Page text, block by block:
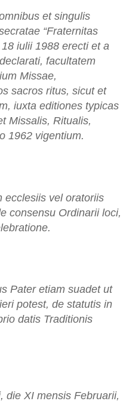
et singulis
“Fraternitas
iulii 1988 erecti et a
facultatem
Missae,
sacros ritus, sicut et
iuxta editiones typicas
Missalis, Ritualis,
1962 vigentium.
ecclesiis vel oratoriis
consensu Ordinarii loci,
Pater etiam suadet ut
potest, de statutis in
datis Traditionis
die XI mensis Februarii,